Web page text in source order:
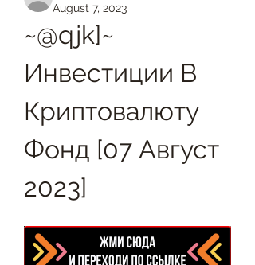
August 7, 2023
~@qjk]~
Инвестиции В
Криптовалюту
Фонд [07 Август
2023]